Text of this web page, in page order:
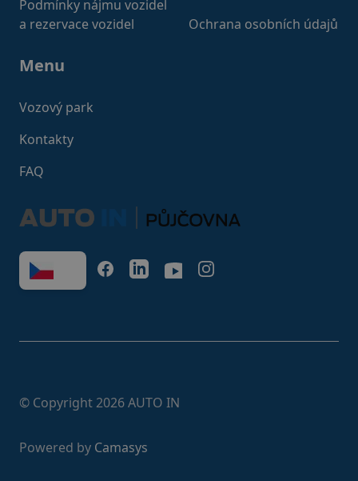
Podmínky nájmu vozidel
a rezervace vozidel
Ochrana osobních údajů
Menu
Vozový park
Kontakty
FAQ
FACEBOOKLINKEDINYOUTUBEINSTAGRAM
© Copyright2026AUTO IN
Powered by Camasys